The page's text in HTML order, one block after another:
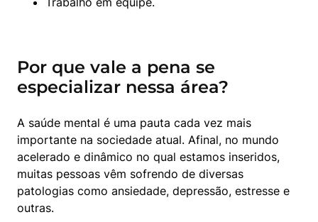
Por que vale a pena se
especializar nessa área?
A saúde mental é uma pauta cada vez mais
importante na sociedade atual. Afinal, no mundo
acelerado e dinâmico no qual estamos inseridos,
muitas pessoas vêm sofrendo de diversas
patologias como ansiedade, depressão, estresse e
outras.